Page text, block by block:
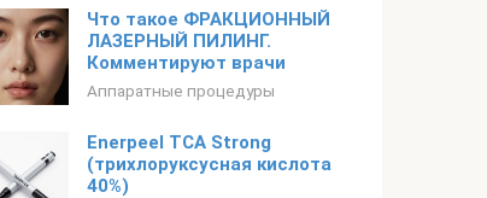
Что такое ФРАКЦИОННЫЙ
ЛАЗЕРНЫЙ ПИЛИНГ.
Комментируют врачи
Аппаратные процедуры
Enerpeel TCA Strong
(трихлоруксусная кислота
40%)